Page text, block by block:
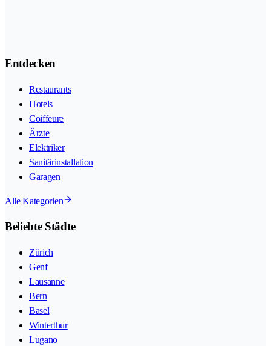
Entdecken
Restaurants
Hotels
Coiffeure
Ärzte
Elektriker
Sanitärinstallation
Garagen
Alle Kategorien
Beliebte Städte
Zürich
Genf
Lausanne
Bern
Basel
Winterthur
Lugano